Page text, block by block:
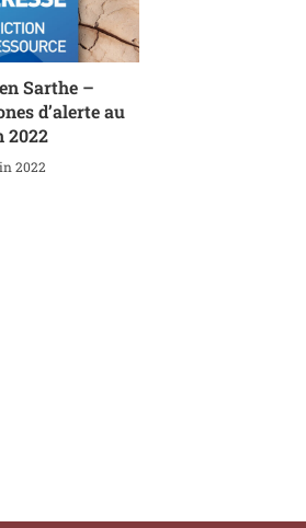
Sarthe –
d’alerte au
2022
2022